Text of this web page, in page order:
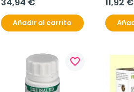
Añadir al carrito
favorite_border